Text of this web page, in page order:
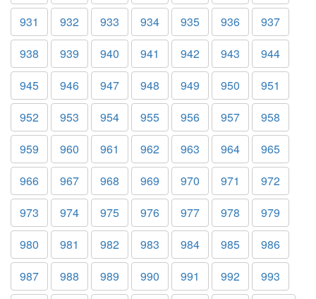
931
932 933 934 935 936
937
938
939 940 941 942 943
944
945
946 947 948 949 950
951
952
953 954 955 956 957
958
959
960 961 962 963 964
965
966
967 968 969 970 971
972
973
974 975 976 977 978
979
980
981 982 983 984 985
986
987
988 989 990 991 992
993